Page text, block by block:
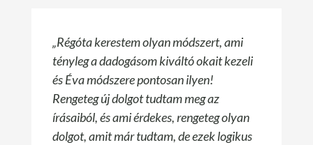
„Régóta kerestem olyan módszert, ami
tényleg a dadogásom kiváltó okait kezeli
és Éva módszere pontosan ilyen!
Rengeteg új dolgot tudtam meg az
írásaiból, és ami érdekes, rengeteg olyan
dolgot, amit már tudtam, de ezek logikus